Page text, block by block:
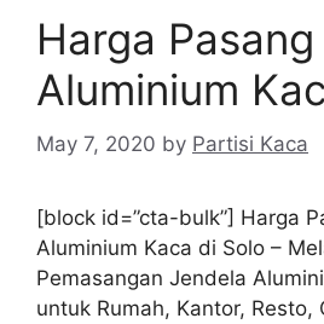
Harga
Aluminium
May 7, 2020 by Partisi Kaca
[block id=”cta-bulk”] Harga
Aluminium Kaca di Solo –
Pemasangan Jendela
untuk Rumah, Kantor, Resto,